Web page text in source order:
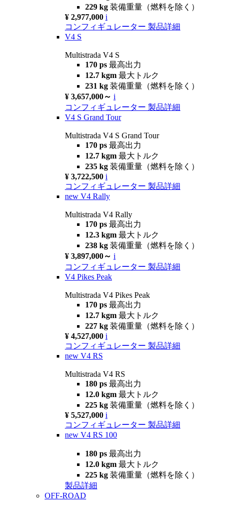
229 kg 装備重量（燃料を除く）
¥ 2,977,000 i
コンフィギュレーター 製品詳細
V4 S
Multistrada V4 S
170 ps 最高出力
12.7 kgm 最大トルク
231 kg 装備重量（燃料を除く）
¥ 3,657,000～ i
コンフィギュレーター 製品詳細
V4 S Grand Tour
Multistrada V4 S Grand Tour
170 ps 最高出力
12.7 kgm 最大トルク
235 kg 装備重量（燃料を除く）
¥ 3,722,500 i
コンフィギュレーター 製品詳細
new V4 Rally
Multistrada V4 Rally
170 ps 最高出力
12.3 kgm 最大トルク
238 kg 装備重量（燃料を除く）
¥ 3,897,000～ i
コンフィギュレーター 製品詳細
V4 Pikes Peak
Multistrada V4 Pikes Peak
170 ps 最高出力
12.7 kgm 最大トルク
227 kg 装備重量（燃料を除く）
¥ 4,527,000 i
コンフィギュレーター 製品詳細
new V4 RS
Multistrada V4 RS
180 ps 最高出力
12.0 kgm 最大トルク
225 kg 装備重量（燃料を除く）
¥ 5,527,000 i
コンフィギュレーター 製品詳細
new V4 RS 100
180 ps 最高出力
12.0 kgm 最大トルク
225 kg 装備重量（燃料を除く）
製品詳細
OFF-ROAD